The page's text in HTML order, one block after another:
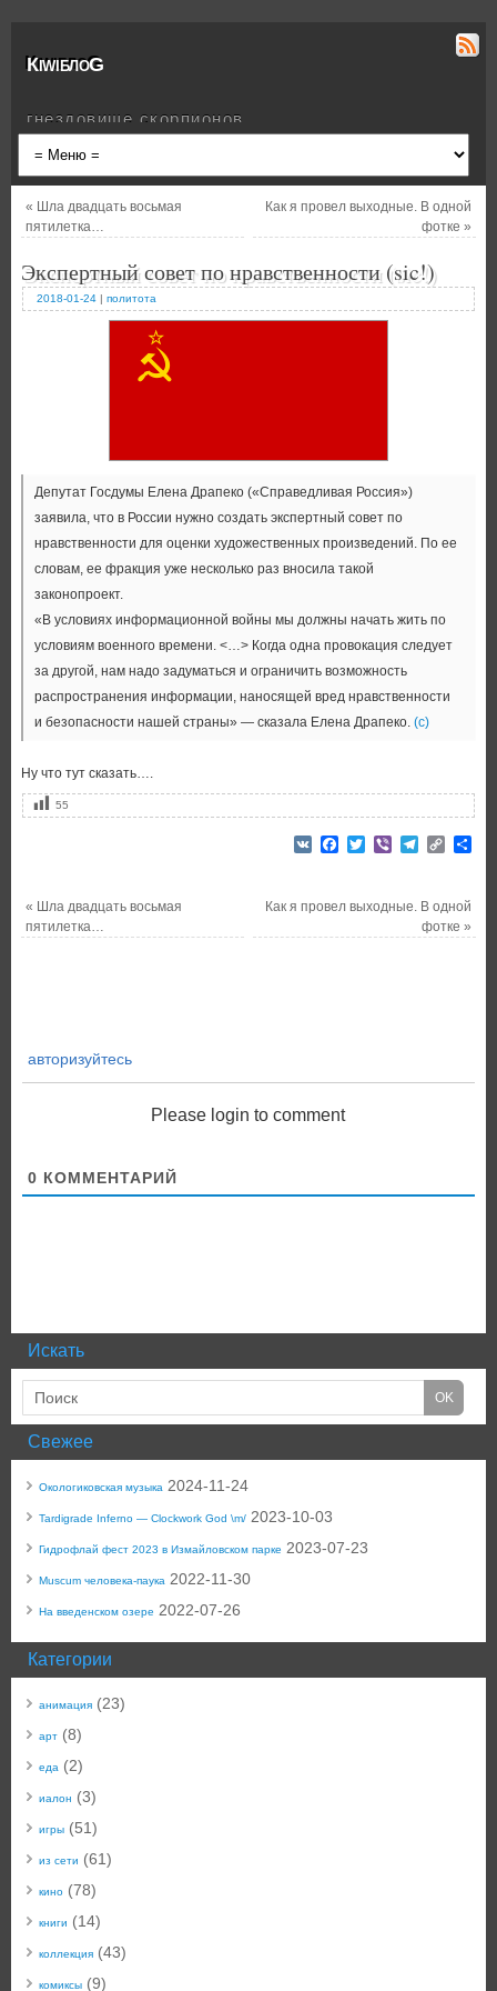
КiwiблоG
гнездовище скорпионов
« Шла двадцать восьмая
пятилетка…
Как я провел выходные. В одной
фотке»
Экспертный совет по нравственности (sic!)
2018-01-24 | политота
Депутат Госдумы Елена Драпеко («Справедливая Россия»)
заявила, что в России нужно создать экспертный совет по
нравственности для оценки художественных произведений. По ее
словам, ее фракция уже несколько раз вносила такой
законопроект.
«В условиях информационной войны мы должны начать жить по
условиям военного времени. <…> Когда одна провокация следует
за другой, нам надо задуматься и ограничить возможность
распространения информации, наносящей вред нравственности
и безопасности нашей страны» — сказала Елена Драпеко. (с)
Ну что тут сказать….
55
VK Facebook
TwitterViberTelegram
Copy
« Шла двадцать восьмая
пятилетка…
Как я провел выходные. В одной
фотке»
авторизуйтесь
Please login to comment
0 КОММЕНТАРИЙ
Искать
Свежее
Окологиковская музыка 2024-11-24
Tardigrade Inferno — Clockwork God \m/ 2023-10-03
Гидрофлай фест 2023 в Измайловском парке 2023-07-23
Muscum человека-паука 2022-11-30
На введенском озере 2022-07-26
Категории
анимация (23)
арт (8)
еда (2)
иалон (3)
игры (51)
из сети (61)
кино (78)
книги (14)
коллекция (43)
комиксы (9)